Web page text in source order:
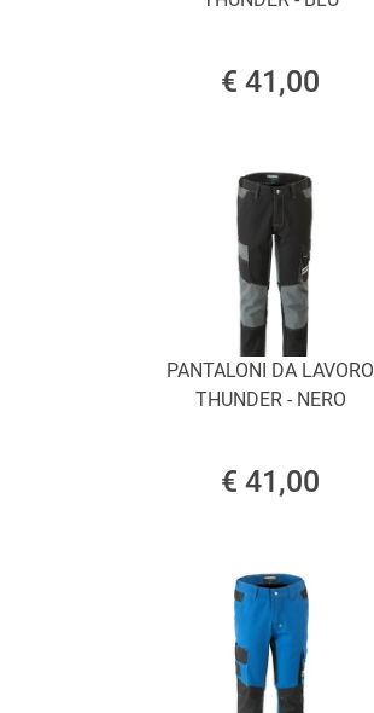
€ 41,00
PANTALONI DA LAVORO
THUNDER - NERO
€ 41,00